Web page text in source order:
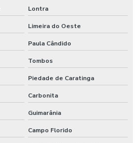
Lontra
Limeira do Oeste
Paula Cândido
Tombos
Piedade de Caratinga
Carbonita
Guimarânia
Campo Florido